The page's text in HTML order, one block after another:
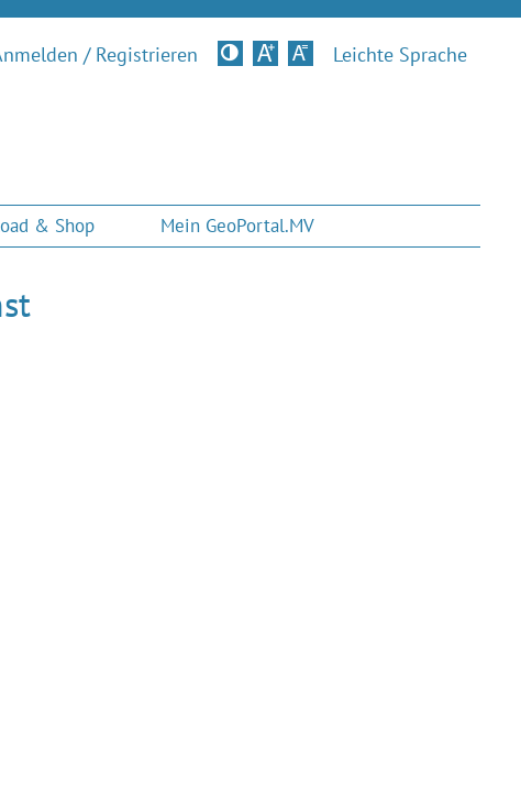
/ Registrieren KontrastversionLeichte Sprache
& Shop Mein GeoPortal.MV